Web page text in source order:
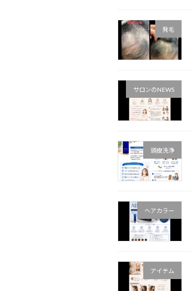
発毛
サロンのNEWS
頭皮洗浄
ヘアカラー
アイテム